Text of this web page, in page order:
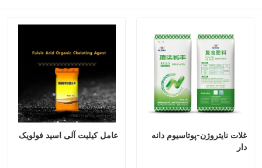
غلات نایتروژن-پوتاسیوم دانه
دار
عامل کیلیت آلی اسید فولویک